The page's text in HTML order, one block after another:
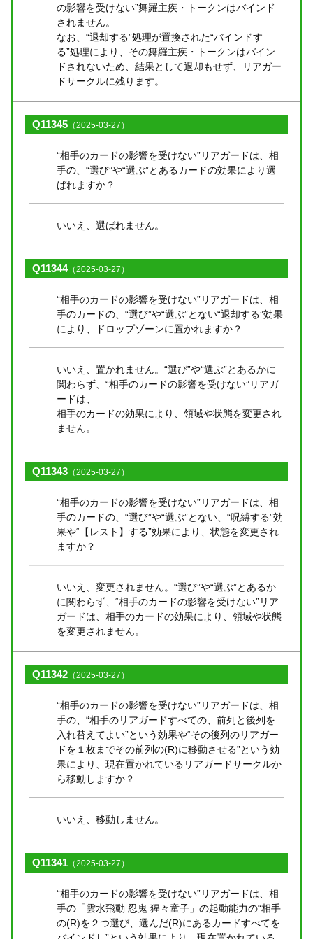
の影響を受けない”舞羅主疾・トークンはバインド
されません。
なお、“退却する”処理が置換された“バインドす
る”処理により、その舞羅主疾・トークンはバイン
ドされないため、結果として退却もせず、リアガー
ドサークルに残ります。
Q11345 （2025-03-27）
“相手のカードの影響を受けない”リアガードは、相
手の、“選び”や“選ぶ”とあるカードの効果により選
ばれますか？
いいえ、選ばれません。
Q11344（2025-03-27）
“相手のカードの影響を受けない”リアガードは、相
手のカードの、“選び”や“選ぶ”とない“退却する”効果
により、ドロップゾーンに置かれますか？
いいえ、置かれません。“選び”や“選ぶ”とあるかに
関わらず、“相手のカードの影響を受けない”リアガ
ードは、
相手のカードの効果により、領域や状態を変更され
ません。
Q11343 （2025-03-27）
“相手のカードの影響を受けない”リアガードは、相
手のカードの、“選び”や“選ぶ”とない、“呪縛する”効
果や“【レスト】する”効果により、状態を変更され
ますか？
いいえ、変更されません。“選び”や“選ぶ”とあるか
に関わらず、“相手のカードの影響を受けない”リア
ガードは、相手のカードの効果により、領域や状態
を変更されません。
Q11342 （2025-03-27）
“相手のカードの影響を受けない”リアガードは、相
手の、“相手のリアガードすべての、前列と後列を
入れ替えてよい”という効果や“その後列のリアガー
ドを１枚までその前列の(R)に移動させる”という効
果により、現在置かれているリアガードサークルか
ら移動しますか？
いいえ、移動しません。
Q11341 （2025-03-27）
“相手のカードの影響を受けない”リアガードは、相
手の「雲水飛動 忍鬼 猩々童子」の起動能力の“相手
の(R)を２つ選び、選んだ(R)にあるカードすべてを